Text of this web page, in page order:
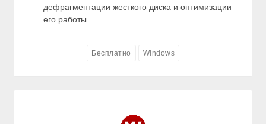
дефрагментации жесткого диска и оптимизации
его работы.
Бесплатно Windows